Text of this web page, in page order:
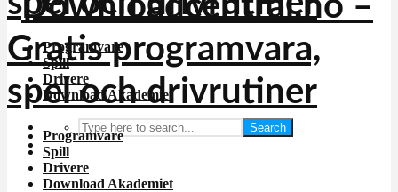
Programvare
Spill
Drivere
Download Akademiet
Search
Programvare
Spill
Drivere
Download Akademiet